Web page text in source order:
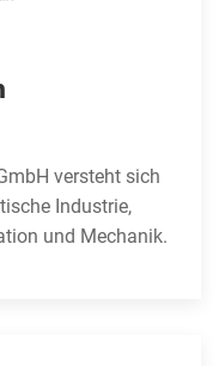
versteht sich
Industrie,
und Mechanik.